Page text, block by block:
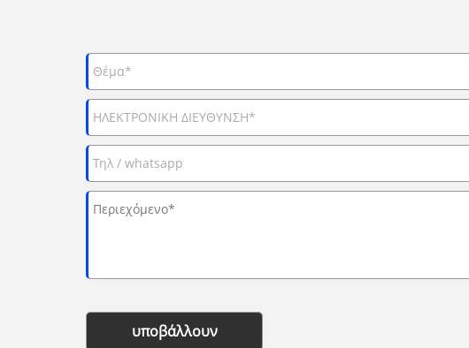
υποβάλλουν